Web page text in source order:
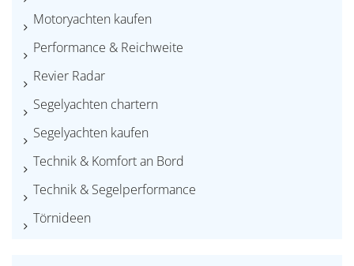
Motoryachten kaufen
Performance & Reichweite
Revier Radar
Segelyachten chartern
Segelyachten kaufen
Technik & Komfort an Bord
Technik & Segelperformance
Törnideen